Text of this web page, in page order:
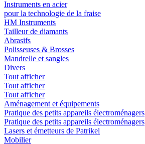
Instruments en acier
pour la technologie de la fraise
HM Instruments
Tailleur de diamants
Abrasifs
Polisseuses & Brosses
Mandrelle et sangles
Divers
Tout afficher
Tout afficher
Tout afficher
Aménagement et équipements
Pratique des petits appareils électroménagers
Pratique des petits appareils électroménagers
Lasers et émetteurs de Patrikel
Mobilier